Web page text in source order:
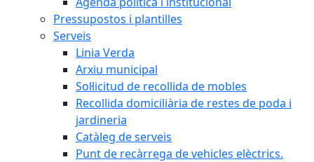
Pressupostos i plantilles
Serveis
Linia Verda
Arxiu municipal
Sol·licitud de recollida de mobles
Recollida domiciliària de restes de poda i
jardineria
Catàleg de serveis
Punt de recàrrega de vehicles elèctrics.